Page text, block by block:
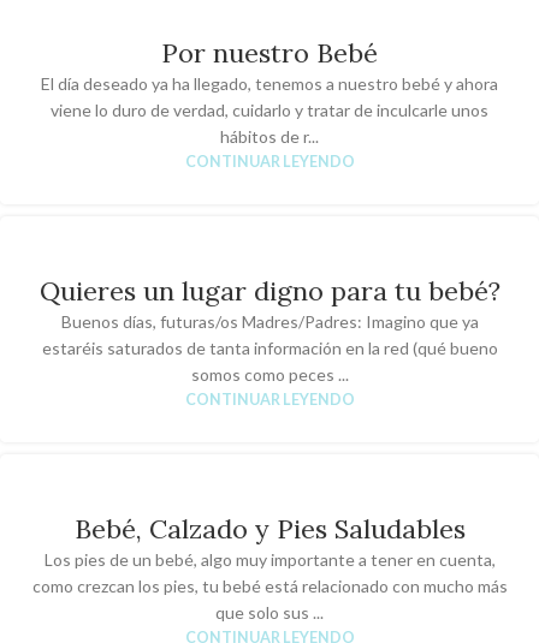
Por nuestro Bebé
El día deseado ya ha llegado, tenemos a nuestro bebé y ahora
viene lo duro de verdad, cuidarlo y tratar de inculcarle unos
hábitos de r...
CONTINUAR LEYENDO
Quieres un lugar digno para tu bebé?
Buenos días, futuras/os Madres/Padres: Imagino que ya
estaréis saturados de tanta información en la red (qué bueno
somos como peces ...
CONTINUAR LEYENDO
Bebé, Calzado y Pies Saludables
Los pies de un bebé, algo muy importante a tener en cuenta,
como crezcan los pies, tu bebé está relacionado con mucho más
que solo sus ...
CONTINUAR LEYENDO